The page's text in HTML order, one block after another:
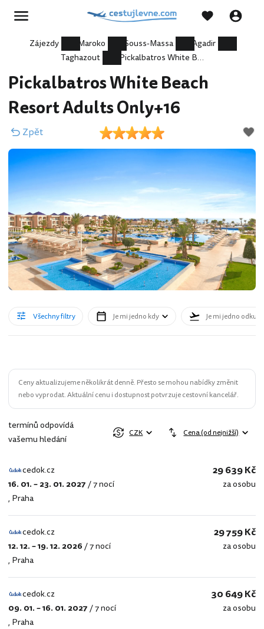
Zájezdy Maroko Souss-Massa
Agadir
Taghazout
Pickalbatros White Beach Resort Adults Only+16
Pickalbatros White Beach
Resort Adults Only+16
Zpět
Všechny filtry Je mi jedno kdy Je mi jedno odkud
Ceny aktualizujeme několikrát denně. Přesto se mohou nabídky změnit
nebo vyprodat. Aktuální cenu i dostupnost potvrzuje cestovní kancelář.
termínů odpovídá
vašemu hledání
CZK Cena (od nejnižší)
cedok.cz
cedok.cz
16. 01. – 23. 01. 2027/7 nocí
, Praha
29 639 Kč
za osobu
cedok.cz
cedok.cz
12. 12. – 19. 12. 2026/7 nocí
, Praha
29 759 Kč
za osobu
cedok.cz
cedok.cz
09. 01. – 16. 01. 2027/7 nocí
, Praha
30 649 Kč
za osobu